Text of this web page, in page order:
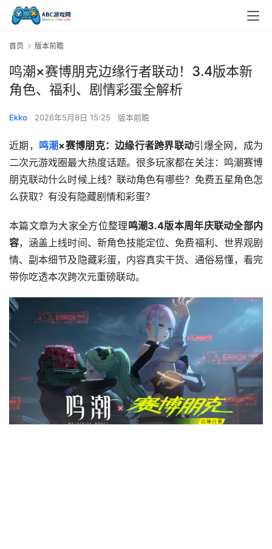
首页 版本前瞻
鸣潮×赛博朋克边缘行者联动！3.4版本新
角色、福利、剧情彩蛋全解析
Ekko 2026年5月8日 15:25 版本前瞻
近期， 鸣潮×赛博朋克：边缘行者跨界联动引爆全网，成为
二次元游戏圈最大热度话题。很多玩家都在关注：鸣潮赛博
朋克联动什么时候上线？联动角色有哪些？免费五星角色怎
么获取？有没有隐藏剧情和彩蛋？
本篇文章为大家全方位整理鸣潮3.4版本周年庆联动全部内
容，涵盖上线时间、新角色技能定位、免费福利、世界观剧
情、副本细节及隐藏彩蛋，内容真实干货、通俗易懂，看完
带你吃透本次跨次元重磅联动。